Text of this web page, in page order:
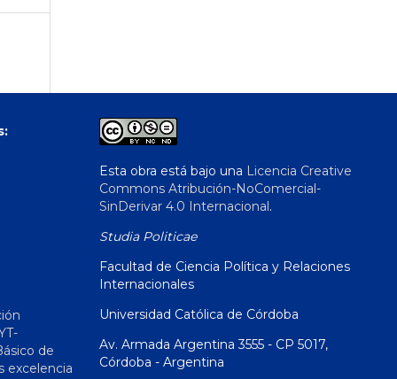
de
excelencia
Esta obra está bajo una Licencia Creative
Commons Atribución-NoComercial-
SinDerivar 4.0 Internacional.
Studia Politicae
Facultad de Ciencia Política y Relaciones
Internacionales
Universidad Católica de Córdoba
Av. Armada Argentina 3555 - CP 5017,
Córdoba - Argentina